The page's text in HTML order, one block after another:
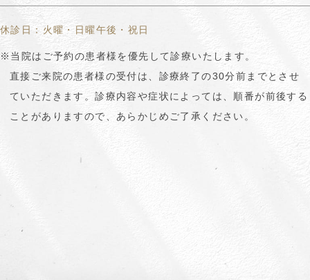
休診日：火曜・日曜午後・祝日
※当院はご予約の患者様を優先して診療いたします。
直接ご来院の患者様の受付は、診療終了の30分前までとさせ
ていただきます。診療内容や症状によっては、順番が前後する
ことがありますので、あらかじめご了承ください。